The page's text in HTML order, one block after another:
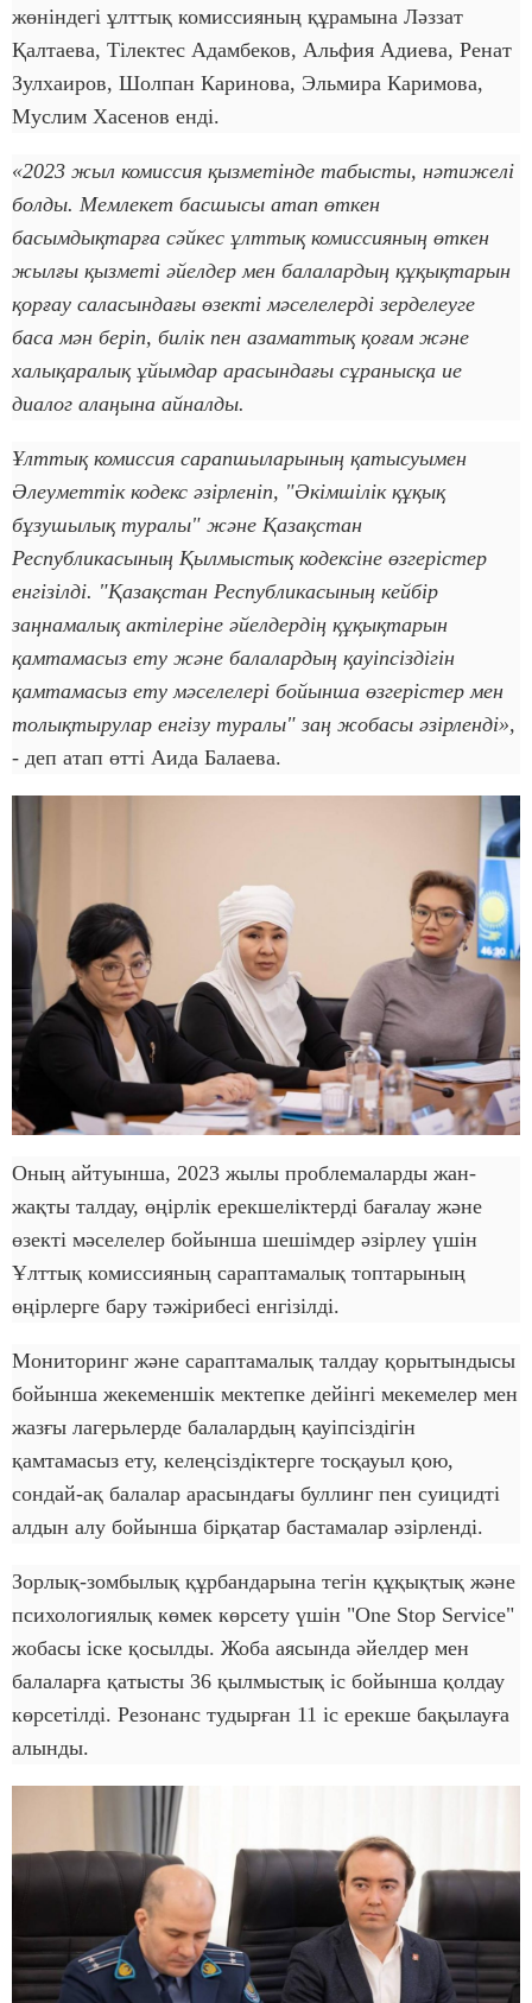
жөніндегі ұлттық комиссияның құрамына Ләззат
Қалтаева, Тілектес Адамбеков, Альфия Адиева, Ренат
Зулхаиров, Шолпан Каринова, Эльмира Каримова,
Муслим Хасенов енді.
«2023 жыл комиссия қызметінде табысты, нәтижелі
болды. Мемлекет басшысы атап өткен
басымдықтарға сәйкес ұлттық комиссияның өткен
жылғы қызметі әйелдер мен балалардың құқықтарын
қорғау саласындағы өзекті мәселелерді зерделеуге
баса мән беріп, билік пен азаматтық қоғам және
халықаралық ұйымдар арасындағы сұранысқа ие
диалог алаңына айналды.
Ұлттық комиссия сарапшыларының қатысуымен
Әлеуметтік кодекс әзірленіп, "Әкімшілік құқық
бұзушылық туралы" және Қазақстан
Республикасының Қылмыстық кодексіне өзгерістер
енгізілді. "Қазақстан Республикасының кейбір
заңнамалық актілеріне әйелдердің құқықтарын
қамтамасыз ету және балалардың қауіпсіздігін
қамтамасыз ету мәселелері бойынша өзгерістер мен
толықтырулар енгізу туралы" заң жобасы әзірленді»,
- деп атап өтті Аида Балаева.
Оның айтуынша, 2023 жылы проблемаларды жан-
жақты талдау, өңірлік ерекшеліктерді бағалау және
өзекті мәселелер бойынша шешімдер әзірлеу үшін
Ұлттық комиссияның сараптамалық топтарының
өңірлерге бару тәжірибесі енгізілді.
Мониторинг және сараптамалық талдау қорытындысы
бойынша жекеменшік мектепке дейінгі мекемелер мен
жазғы лагерьлерде балалардың қауіпсіздігін
қамтамасыз ету, келеңсіздіктерге тосқауыл қою,
сондай-ақ балалар арасындағы буллинг пен суицидті
алдын алу бойынша бірқатар бастамалар әзірленді.
Зорлық-зомбылық құрбандарына тегін құқықтық және
психологиялық көмек көрсету үшін "One Stop Service"
жобасы іске қосылды. Жоба аясында әйелдер мен
балаларға қатысты 36 қылмыстық іс бойынша қолдау
көрсетілді. Резонанс тудырған 11 іс ерекше бақылауға
алынды.